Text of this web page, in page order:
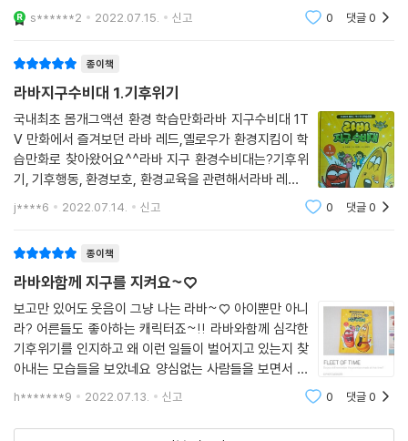
고 미래에서 온 아이들과 지구를 지키기 위해 환경 수비대
가 된다.책을 읽으면서 환경이 이렇게나 많이 오염 되고
s******2 2022.07.15. 신고 0 댓글0
종이책
라바지구수비대 1.기후위기
국내최초 몸개그액션 환경 학습만화라바 지구수비대 1T
V 만화에서 즐겨보던 라바 레드,옐로우가 환경지킴이 학
습만화로 찾아왔어요^^라바 지구 환경수비대는?기후위
기, 기후행동, 환경보호, 환경교육을 관련해서라바 레드&
옐로우가 알려주는환경 학습만화랍니다^^환경교육 아직
이해하기 힘든 소재일수도 있는데라바 레드,옐로우와미
j****6 2022.07.14. 신고 0 댓글0
종이책
라바와함께 지구를 지켜요~♡
보고만 있어도 웃음이 그냥 나는 라바~♡ 아이뿐만 아니
라? 어른들도 좋아하는 캐릭터죠~!! 라바와함께 심각한
기후위기를 인지하고 왜 이런 일들이 벌어지고 있는지 찾
아내는 모습들을 보았네요 양심없는 사람들을 보면서 눈
살을 찌푸리기도 했어요 앞으로 우리가 겪을 더 위험한 기
닌 필수~!! 우리모두 힘을 합해서 기후위기 이
h*******9 2022.07.13. 신고 0 댓글0